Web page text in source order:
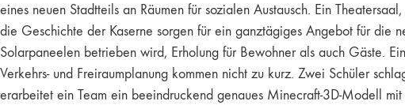
eines neuen Stadtteils an Räumen für sozialen Austausch. Ein
die Geschichte der Kaserne sorgen für ein ganztägiges Angebot für die
Solarpaneelen betrieben wird, Erholung für Bewohner als auch Gäste.
Verkehrs- und Freiraumplanung kommen nicht zu kurz. Zwei Schüler
erarbeitet ein Team ein beeindruckend genaues Minecraft-3D-Modell